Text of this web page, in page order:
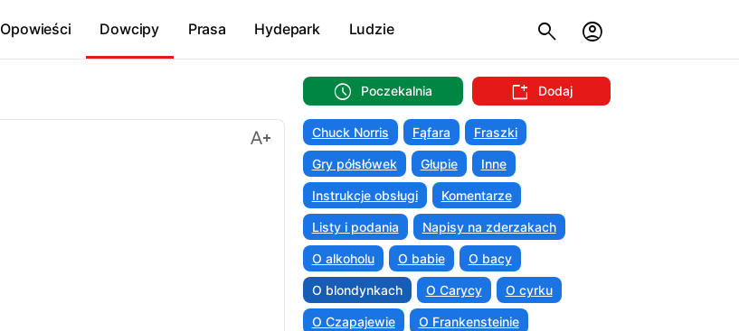
Opowieści Dowcipy Prasa Hydepark Ludzie
Poczekalnia Dodaj
Chuck Norris Fąfara Fraszki
Gry półsłówek Głupie Inne
Instrukcje obsługi Komentarze
Listy i podania Napisy na zderzakach
O alkoholu O babie O bacy
O blondynkach O Carycy O cyrku
O Czapajewie O Frankensteinie